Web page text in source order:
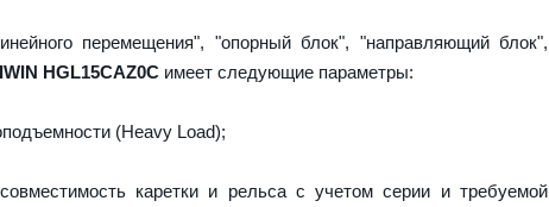
перемещения", "опорный блок", "направляющий блок",
HGL15CAZ0C имеет следующие параметры:
(Heavy Load);
каретки и рельса с учетом серии и требуемой